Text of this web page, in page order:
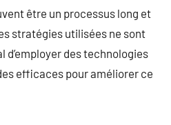
être un processus long et
stratégies utilisées ne sont
des technologies
efficaces pour améliorer ce